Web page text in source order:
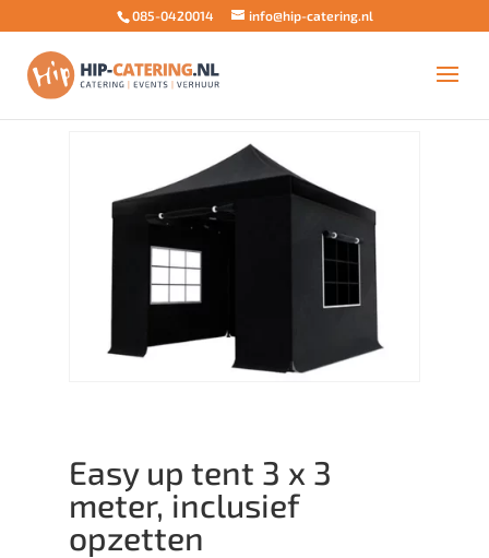
085-0420014 info@hip-catering.nl
Home/Upsell/Tent/ Easy up tent 3 x 3 meter,
Easy up tent 3 x 3
meter, inclusief
opzetten